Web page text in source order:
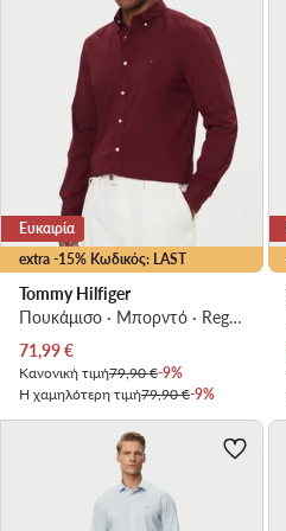
extra -15% Κωδικός: LAST
Ευκαιρία
Tommy Hilfiger
Πουκάμισο · Μπορντό · Regular Fit
Τρέχουσα τιμή
71,99€
Κανονική τιμή79,90 €-9%
Η χαμηλότερη τιμή79,90 €-9%